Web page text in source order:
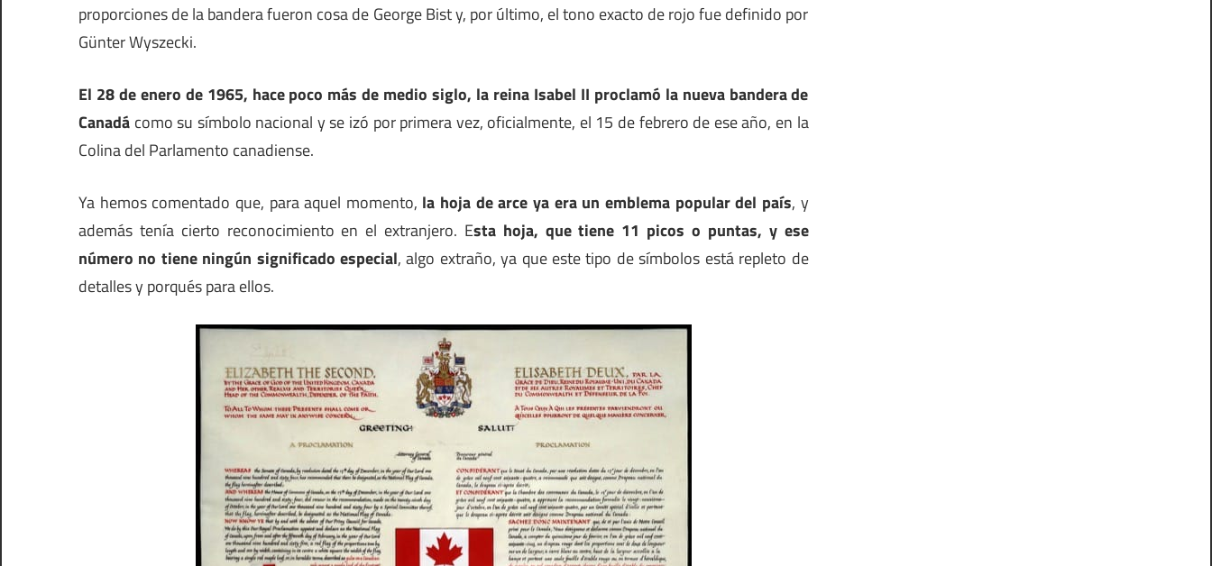
proporciones de la bandera fueron cosa de George Bist y, por último, el tono exacto de rojo fue definido por
Günter Wyszecki.
El 28 de enero de 1965, hace poco más de medio siglo, la reina Isabel II proclamó la nueva bandera de
Canadá como su símbolo nacional y se izó por primera vez, oficialmente, el 15 de febrero de ese año, en la
Colina del Parlamento canadiense.
Ya hemos comentado que, para aquel momento, la hoja de arce ya era un emblema popular del país, y
además tenía cierto reconocimiento en el extranjero. Esta hoja, que tiene 11 picos o puntas, y ese
número no tiene ningún significado especial, algo extraño, ya que este tipo de símbolos está repleto de
detalles y porqués para ellos.